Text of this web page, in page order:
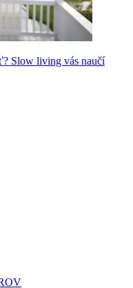
Slow living vás naučí